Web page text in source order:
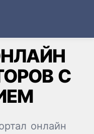
C
онлайн
Виджет